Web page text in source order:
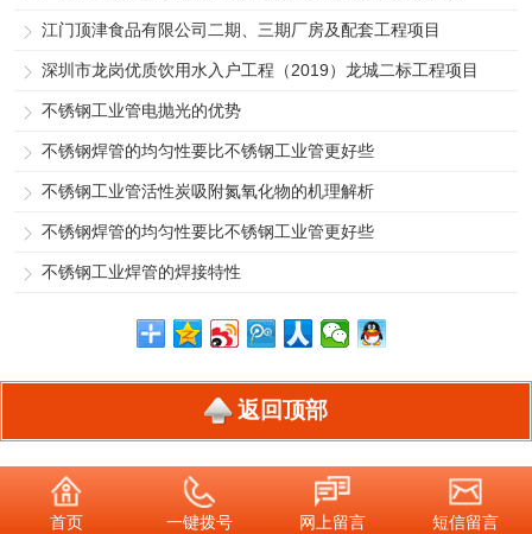
江门顶津食品有限公司二期、三期厂房及配套工程项目
深圳市龙岗优质饮用水入户工程（2019）龙城二标工程项目
不锈钢工业管电抛光的优势
不锈钢焊管的均匀性要比不锈钢工业管更好些
不锈钢工业管活性炭吸附氮氧化物的机理解析
不锈钢焊管的均匀性要比不锈钢工业管更好些
不锈钢工业焊管的焊接特性
首页 一键拨号 网上留言 短信留言
返回顶部